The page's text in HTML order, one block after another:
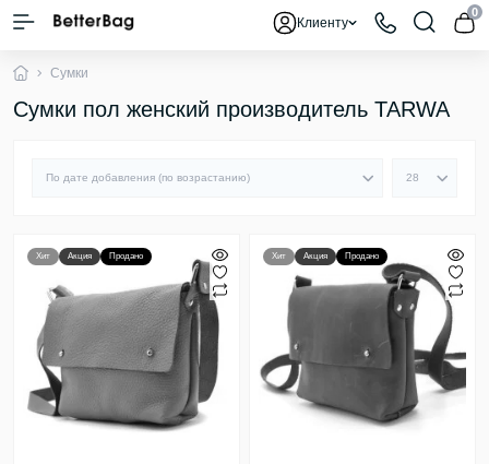
Клиенту
0
Сумки
Сумки пол женский производитель TARWA
Хит Акция Продано Хит Акция Продано